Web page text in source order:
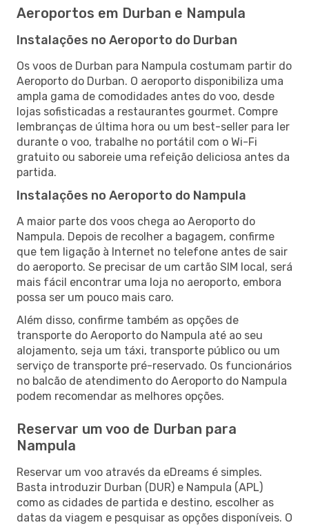
Aeroportos em Durban e Nampula
Instalações no Aeroporto do Durban
Os voos de Durban para Nampula costumam partir do
Aeroporto do Durban. O aeroporto disponibiliza uma
ampla gama de comodidades antes do voo, desde
lojas sofisticadas a restaurantes gourmet. Compre
lembranças de última hora ou um best-seller para ler
durante o voo, trabalhe no portátil com o Wi-Fi
gratuito ou saboreie uma refeição deliciosa antes da
partida.
Instalações no Aeroporto do Nampula
A maior parte dos voos chega ao Aeroporto do
Nampula. Depois de recolher a bagagem, confirme
que tem ligação à Internet no telefone antes de sair
do aeroporto. Se precisar de um cartão SIM local, será
mais fácil encontrar uma loja no aeroporto, embora
possa ser um pouco mais caro.
Além disso, confirme também as opções de
transporte do Aeroporto do Nampula até ao seu
alojamento, seja um táxi, transporte público ou um
serviço de transporte pré-reservado. Os funcionários
no balcão de atendimento do Aeroporto do Nampula
podem recomendar as melhores opções.
Reservar um voo de Durban para
Nampula
Reservar um voo através da eDreams é simples.
Basta introduzir Durban (DUR) e Nampula (APL)
como as cidades de partida e destino, escolher as
datas da viagem e pesquisar as opções disponíveis. O